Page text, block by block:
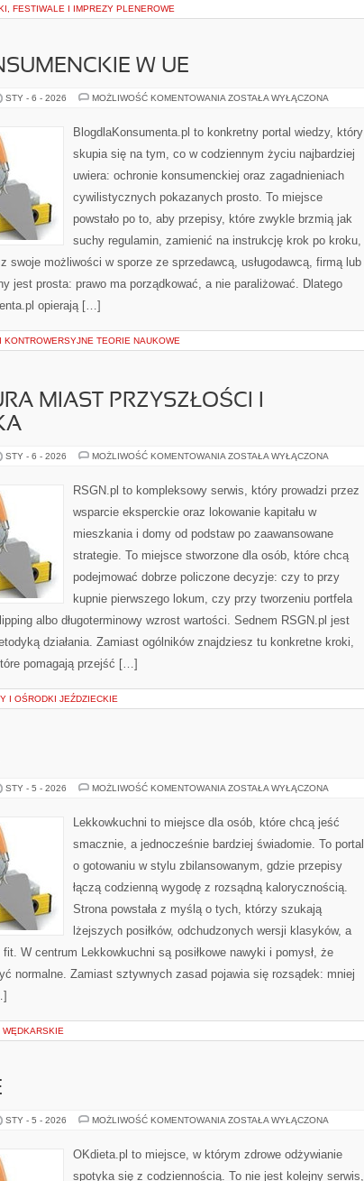
FESTIWALE I IMPREZY PLENEROWE
W UE
STY - 6 - 2026 MOŻLIWOŚĆ KOMENTOWANIA PRAWO
UE
ZOSTAŁA WYŁĄCZONA
BlogdlaKonsumenta.pl to konkretny portal wiedzy, który
skupia się na tym, co w codziennym życiu najbardziej
uwiera: ochronie konsumenckiej oraz zagadnieniach
cywilistycznych pokazanych prosto. To miejsce
powstało po to, aby przepisy, które zwykle brzmią jak
suchy regulamin, zamienić na instrukcję krok po kroku,
swoje możliwości w sporze ze sprzedawcą, usługodawcą, firmą lub
jest prosta: prawo ma porządkować, a nie paraliżować. Dlatego
opierają […]
KONTROWERSYJNE TEORIE NAUKOWE
MIAST PRZYSZŁOŚCI I
STY - 6 - 2026 MOŻLIWOŚĆ KOMENTOWANIA ARCHITEKTURA
URBANISTYKA
ZOSTAŁA WYŁĄCZONA
RSGN.pl to kompleksowy serwis, który prowadzi przez
wsparcie eksperckie oraz lokowanie kapitału w
mieszkania i domy od podstaw po zaawansowane
strategie. To miejsce stworzone dla osób, które chcą
podejmować dobrze policzone decyzje: czy to przy
kupnie pierwszego lokum, czy przy tworzeniu portfela
albo długoterminowy wzrost wartości. Sednem RSGN.pl jest
działania. Zamiast ogólników znajdziesz tu konkretne kroki,
pomagają przejść […]
I OŚRODKI JEŹDZIECKIE
STY - 5 - 2026 MOŻLIWOŚĆ KOMENTOWANIA DIETA
ZOSTAŁA WYŁĄCZONA
Lekkowkuchni to miejsce dla osób, które chcą jeść
smacznie, a jednocześnie bardziej świadomie. To portal
o gotowaniu w stylu zbilansowanym, gdzie przepisy
łączą codzienną wygodę z rozsądną kalorycznością.
Strona powstała z myślą o tych, którzy szukają
lżejszych posiłków, odchudzonych wersji klasyków, a
W centrum Lekkowkuchni są posiłkowe nawyki i pomysł, że
normalne. Zamiast sztywnych zasad pojawia się rozsądek: mniej
WĘDKARSKIE
STY - 5 - 2026 MOŻLIWOŚĆ KOMENTOWANIA GOTOWANIE
ZOSTAŁA WYŁĄCZONA
OKdieta.pl to miejsce, w którym zdrowe odżywianie
spotyka się z codziennością. To nie jest kolejny serwis,